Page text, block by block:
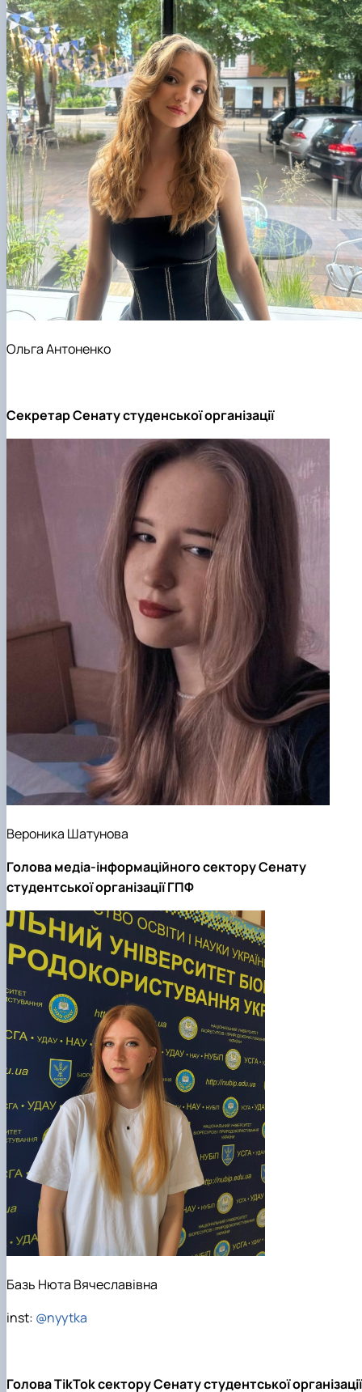
Ольга Антоненко
Секретар Сенату студенської організації
Вероника Шатунова
Голова медіа-інформаційного сектору Сенату
студентської організації ГПФ
Базь Нюта Вячеславівна
inst: @nyytka
Голова TikTok сектору Сенату студентської організації